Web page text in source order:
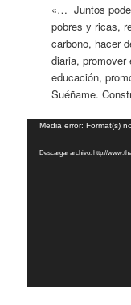
«… Juntos
pobres y ricas,
carbono, hacer
diaria, promover
educación,
Suéñame.
Reproductor
Media error: Format(s)
Descargar archivo: http://